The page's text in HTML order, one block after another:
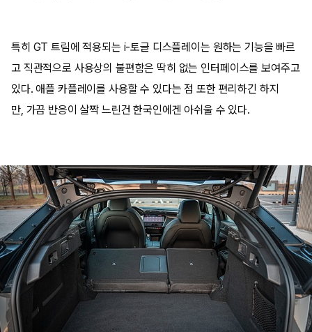
특히 GT 트림에 적용되는 i-토글 디스플레이는 원하는 기능을 빠르
고 직관적으로 사용상의 불편함은 딱히 없는 인터페이스를 보여주고
있다. 애플 카플레이를 사용할 수 있다는 점 또한 편리하긴 하지
만, 가끔 반응이 살짝 느린건 한국인에겐 아쉬울 수 있다.